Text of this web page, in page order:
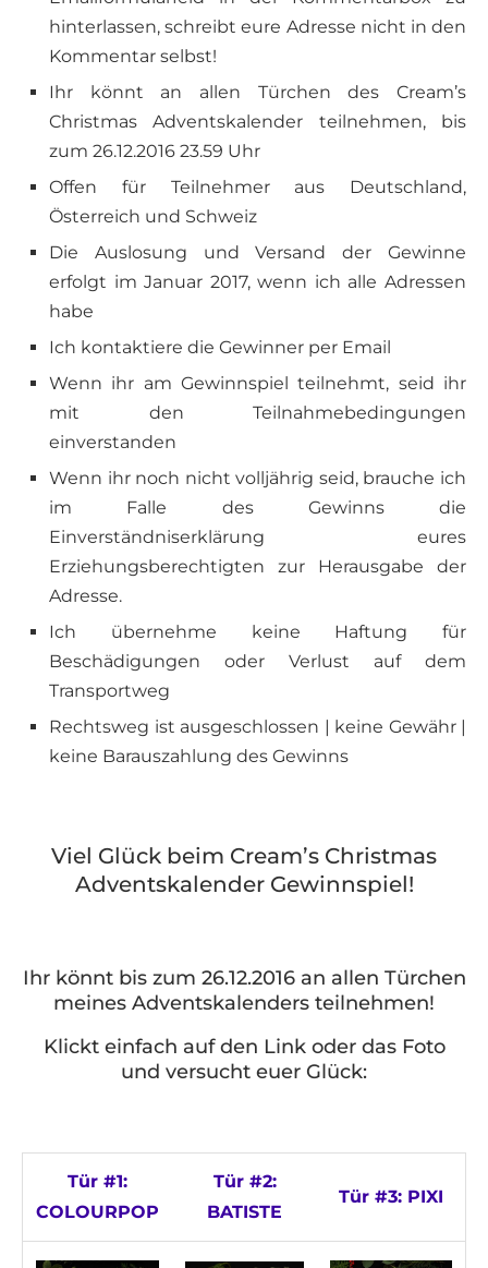
hinterlassen, schreibt eure Adresse nicht in den
Kommentar selbst!
Ihr könnt an allen Türchen des Cream’s
Christmas Adventskalender teilnehmen, bis
zum 26.12.2016 23.59 Uhr
Offen für Teilnehmer aus Deutschland,
Österreich und Schweiz
Die Auslosung und Versand der Gewinne
erfolgt im Januar 2017, wenn ich alle Adressen
habe
Ich kontaktiere die Gewinner per Email
Wenn ihr am Gewinnspiel teilnehmt, seid ihr
mit den Teilnahmebedingungen
einverstanden
Wenn ihr noch nicht volljährig seid, brauche ich
im Falle des Gewinns die
Einverständniserklärung eures
Erziehungsberechtigten zur Herausgabe der
Adresse.
Ich übernehme keine Haftung für
Beschädigungen oder Verlust auf dem
Transportweg
Rechtsweg ist ausgeschlossen | keine Gewähr |
keine Barauszahlung des Gewinns
Viel Glück beim Cream’s Christmas
Adventskalender Gewinnspiel!
Ihr könnt bis zum 26.12.2016 an allen Türchen
meines Adventskalenders teilnehmen!
Klickt einfach auf den Link oder das Foto
und versucht euer Glück:
Tür #1:
COLOURPOP
Tür #2:
BATISTE
Tür #3: PIXI